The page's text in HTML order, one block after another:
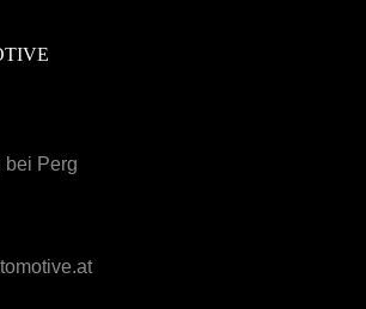
bei Perg